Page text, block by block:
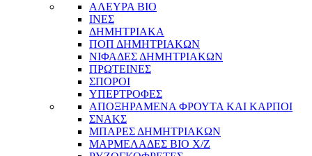
ΑΛΕΥΡΑ BIO
ΙΝΕΣ
ΔΗΜΗΤΡΙΑΚΑ
ΠΟΠ ΔΗΜΗΤΡΙΑΚΩΝ
ΝΙΦΑΔΕΣ ΔΗΜΗΤΡΙΑΚΩΝ
ΠΡΩΤΕΙΝΕΣ
ΣΠΟΡΟΙ
ΥΠΕΡΤΡΟΦΕΣ
ΑΠΟΞΗΡΑΜΕΝΑ ΦΡΟΥΤΑ ΚΑΙ ΚΑΡΠΟΙ
ΣΝΑΚΣ
ΜΠΑΡΕΣ ΔΗΜΗΤΡΙΑΚΩΝ
ΜΑΡΜΕΛΑΔΕΣ BIO Χ/Ζ